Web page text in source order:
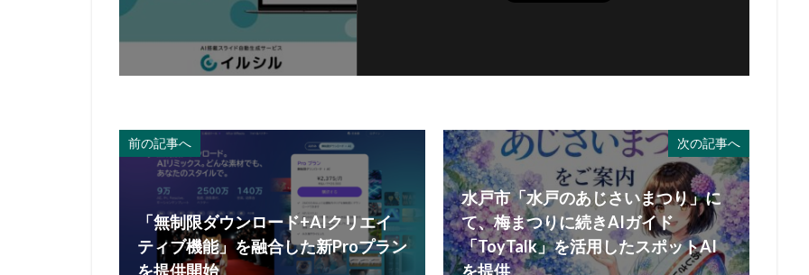
前の記事へ
「無制限ダウンロード+AIクリエイ
ティブ機能」を融合した新Proプラン
を提供開始
次の記事へ
水戸市「水戸のあじさいまつり」に
て、梅まつりに続きAIガイド
「ToyTalk」を活用したスポットAI
を提供